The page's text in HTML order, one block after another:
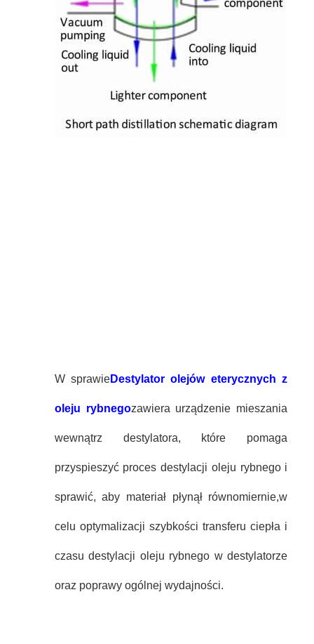
W sprawieDestylator olejów eterycznych z
oleju rybnegozawiera urządzenie mieszania
wewnątrz destylatora, które pomaga
przyspieszyć proces destylacji oleju rybnego i
sprawić, aby materiał płynął równomiernie,w
celu optymalizacji szybkości transferu ciepła i
czasu destylacji oleju rybnego w destylatorze
oraz poprawy ogólnej wydajności.